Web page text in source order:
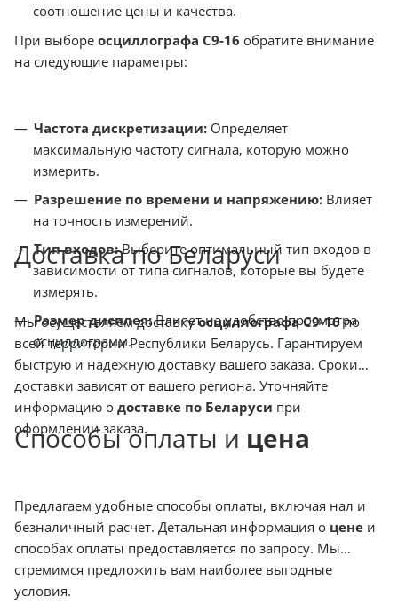
соотношение цены и качества.
При выборе осциллографа С9-16 обратите внимание
на следующие параметры:
Частота дискретизации: Определяет
максимальную частоту сигнала, которую можно
измерить.
Разрешение по времени и напряжению: Влияет
на точность измерений.
Тип входов:Выберите оптимальный тип входов в
зависимости от типа сигналов, которые вы будете
измерять.
Размер дисплея:Влияет на удобство просмотра
осциллограмм.
Доставка по Беларуси
Мы осуществляем доставкуосциллографа С9-16по
всей территории Республики Беларусь. Гарантируем
быструю и надежную доставку вашего заказа. Сроки
доставки зависят от вашего региона. Уточняйте
информацию о доставке по Беларуси при
оформлении заказа.
Способы оплаты и цена
Предлагаем удобные способы оплаты, включая нал и
безналичный расчет. Детальная информация о цене и
способах оплаты предоставляется по запросу. Мы
стремимся предложить вам наиболее выгодные
условия.